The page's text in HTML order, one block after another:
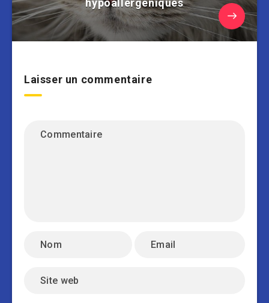
hypoallergéniques
Laisser un commentaire